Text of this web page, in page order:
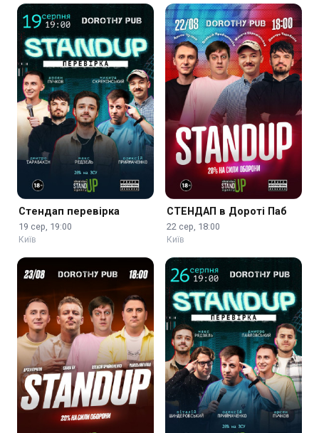
Стендап перевірка
19 сер, 19:00
Київ
СТЕНДАП в Дороті Паб
22 сер, 18:00
Київ